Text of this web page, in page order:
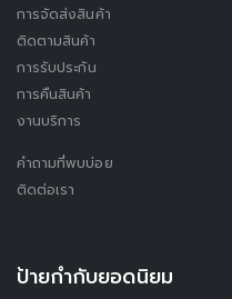
การจัดส่งสินค้า
ติดตามสินค้า
การรับประกัน
การคืนสินค้า
งานบริการ
คำถามที่พบบ่อย
ติดต่อเรา
ป้ายกำกับยอดนิยม